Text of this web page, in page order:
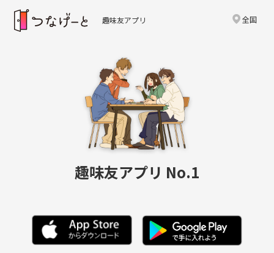
趣味友アプリ 全国
趣味友アプリ No.1